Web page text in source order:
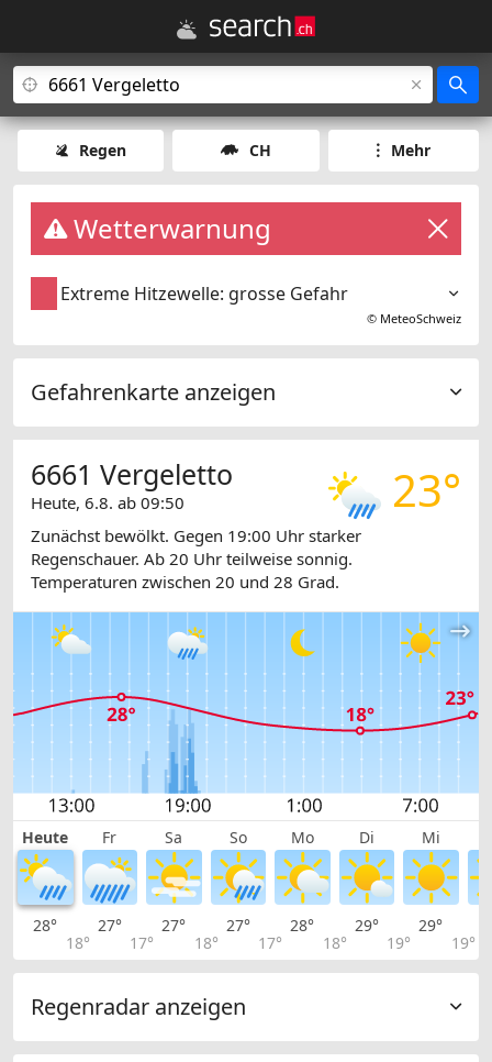
Regen CH Mehr
Wetterwarnung
Extreme Hitzewelle: grosse Gefahr
© MeteoSchweiz
Gefahrenkarte anzeigen
23°
6661 Vergeletto
Heute, 6.8. ab 09:50
Zunächst bewölkt. Gegen 19:00 Uhr starker
Regenschauer. Ab 20 Uhr teilweise sonnig.
Temperaturen zwischen 20 und 28 Grad.
Heute Fr Sa So Mo Di Mi
28°
18°
27°
17°
27°
18°
27°
17°
28°
18°
29°
19°
29°
19°
Regenradar anzeigen